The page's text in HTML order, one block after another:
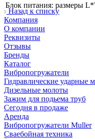
Блок питания: размеры
Назад к списку
Компания
О компании
Реквизиты
Отзывы
Бренды
Каталог
Вибропогружатели
Гидравлические ударные
Дизельные молоты
Зажим для подьема труб
Сегодня в продаже
Аренда
Вибропогружатели Muller
Сваебойная техника